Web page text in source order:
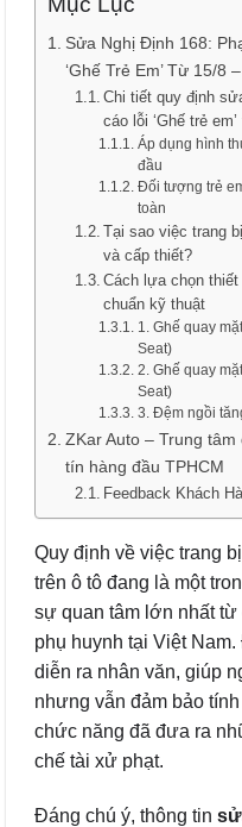
Sửa Nghị Định 168:
‘Ghế Trẻ Em’ Từ 15/8
Chi tiết quy định
cáo lỗi ‘Ghế trẻ
Áp dụng hình
đầu
Đối tượng trẻ
toàn
Tại sao việc trang
và cấp thiết?
Cách lựa chọn
chuẩn kỹ thuật
1. Ghế quay
Seat)
2. Ghế quay
Seat)
3. Đệm ngồi
ZKar Auto – Trung
tín hàng đầu TPHCM
Feedback Khách
Quy định về việc trang
trên ô tô đang là một
sự quan tâm lớn nhất từ
phụ huynh tại Việt
diễn ra nhân văn, giúp
nhưng vẫn đảm bảo
chức năng đã đưa ra
chế tài xử phạt.
Đáng chú ý, thông tin